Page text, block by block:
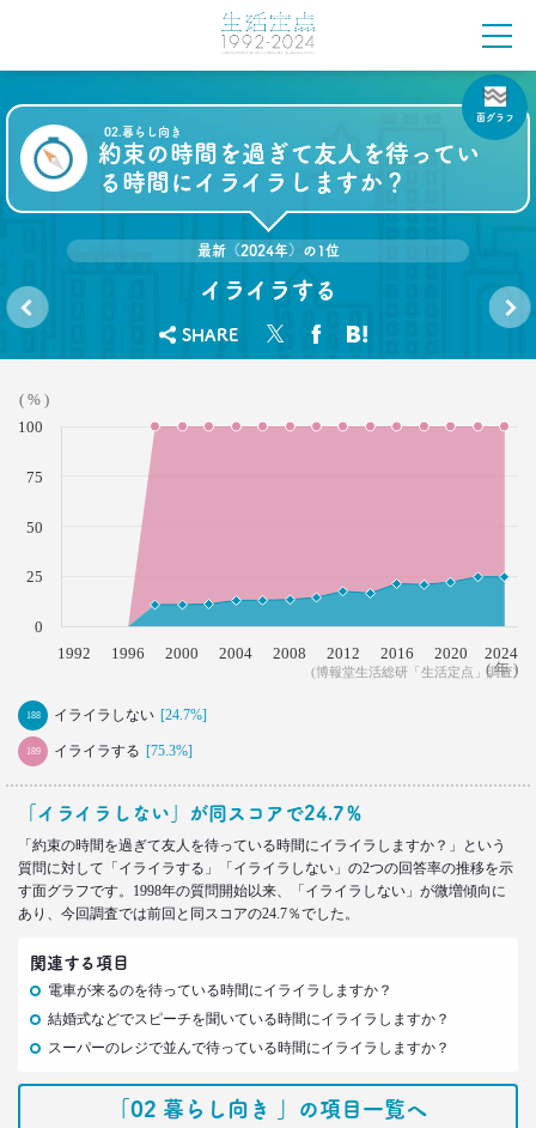
40代おじさんに共感？
奥田民生も自信がなくてビビり!?
–日経クロストレンド 連載⑰–
生活総研 上席研究員/コピーライター
ユニコーンの武器にした
–日経クロストレンド 連載⑯–
2021.09.09
40代おじさん・ロンブー淳 人生満点じゃない理由
は日光東照宮？
–日経クロストレンド 連載⑮–
生活総研 上席研究員/コピーライター
前沢 裕文
ロンブー田村淳が思う「かっこいい40代おじさん」
–日経クロストレンド 連載⑭–
前沢 裕文
2021.08.12
「40代おじさん」の妻は幸せか？
夫婦間ギャップに見る危機
–日経クロストレンド 連載⑬–
生活総研 上席研究員/コピーライター
2021.07.06
Z世代とシニア、上司と部下の板挟みで、40代おじ
さんは右往左往？
生活総研 上席研究員/コピーライター
前沢 裕文
02.暮らし向き
約束の時間を過ぎて友人を待ってい
る時間にイライラしますか？
面グラフ
最新（2024年）の1位
イライラする
SHARE
災害に
してい
か？
来るの
ラしま
( 年 )
( % )
(博報堂生活総研「生活定点」調査)
1992 1996 2000 2004 2008 2012 2016 2020 2024
0
100
25
50
75
188 イライラしない [24.7%]
189 イライラする [75.3%]
「イライラしない」が同スコアで24.7％
「約束の時間を過ぎて友人を待っている時間にイライラしますか？」という
質問に対して「イライラする」「イライラしない」の2つの回答率の推移を示
す面グラフです。1998年の質問開始以来、「イライラしない」が微増傾向に
あり、今回調査では前回と同スコアの24.7％でした。
関連する項目
電車が来るのを待っている時間にイライラしますか？
結婚式などでスピーチを聞いている時間にイライラしますか？
スーパーのレジで並んで待っている時間にイライラしますか？
「02 暮らし向き 」の項目一覧へ